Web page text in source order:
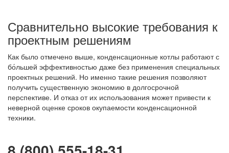
Сравнительно высокие требования к
проектным решениям
Как было отмечено выше, конденсационные котлы работают с
бо́льшей эффективностью даже без применения специальных
проектных решений. Но именно такие решения позволяют
получить существенную экономию в долгосрочной
перспективе. И отказ от их использования может привести к
неверной оценке сроков окупаемости конденсационной
техники.